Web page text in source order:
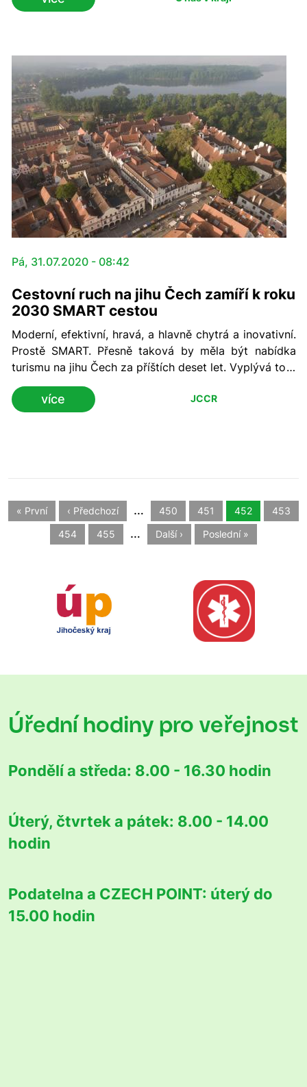
Pá, 31.07.2020 - 08:42
Cestovní ruch na jihu Čech zamíří k roku
2030 SMART cestou
Moderní, efektivní, hravá, a hlavně chytrá a inovativní.
Prostě SMART. Přesně taková by měla být nabídka
turismu na jihu Čech za příštích deset let. Vyplývá to z
nové Koncepce rozvoje cestovního ruchu v
Jihočeském kraji v letech 2021–2030, jejíž příprava
směřuje v současné době do finále.
více JCCR
« První ‹ Předchozí … 450 451 452 453
454 455 … Další › Poslední »
Úřední hodiny pro veřejnost
Pondělí a středa: 8.00 - 16.30 hodin
Úterý, čtvrtek a pátek: 8.00 - 14.00
hodin
Podatelna a CZECH POINT: úterý do
15.00 hodin